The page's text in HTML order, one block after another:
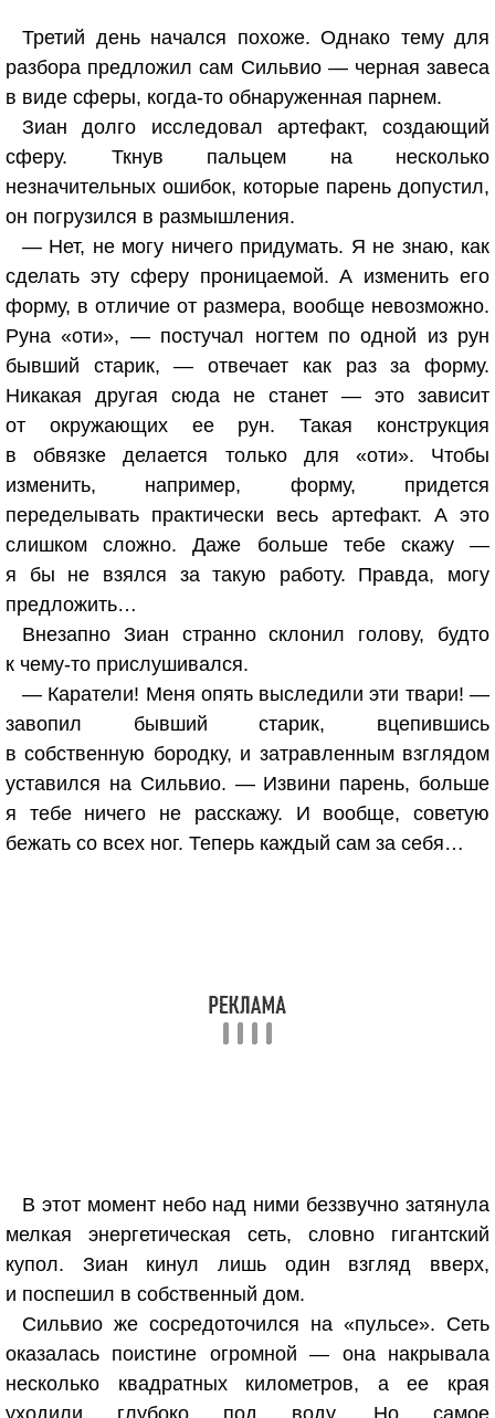
Третий день начался похоже. Однако тему для
разбора предложил сам Сильвио — черная завеса
в виде сферы, когда-то обнаруженная парнем.
Зиан долго исследовал артефакт, создающий
сферу. Ткнув пальцем на несколько
незначительных ошибок, которые парень допустил,
он погрузился в размышления.
— Нет, не могу ничего придумать. Я не знаю, как
сделать эту сферу проницаемой. А изменить его
форму, в отличие от размера, вообще невозможно.
Руна «оти», — постучал ногтем по одной из рун
бывший старик, — отвечает как раз за форму.
Никакая другая сюда не станет — это зависит
от окружающих ее рун. Такая конструкция
в обвязке делается только для «оти». Чтобы
изменить, например, форму, придется
переделывать практически весь артефакт. А это
слишком сложно. Даже больше тебе скажу —
я бы не взялся за такую работу. Правда, могу
предложить…
Внезапно Зиан странно склонил голову, будто
к чему-то прислушивался.
— Каратели! Меня опять выследили эти твари! —
завопил бывший старик, вцепившись
в собственную бородку, и затравленным взглядом
уставился на Сильвио. — Извини парень, больше
я тебе ничего не расскажу. И вообще, советую
бежать со всех ног. Теперь каждый сам за себя…
В этот момент небо над ними беззвучно затянула
мелкая энергетическая сеть, словно гигантский
купол. Зиан кинул лишь один взгляд вверх,
и поспешил в собственный дом.
Сильвио же сосредоточился на «пульсе». Сеть
оказалась поистине огромной — она накрывала
несколько квадратных километров, а ее края
уходили глубоко под воду. Но самое